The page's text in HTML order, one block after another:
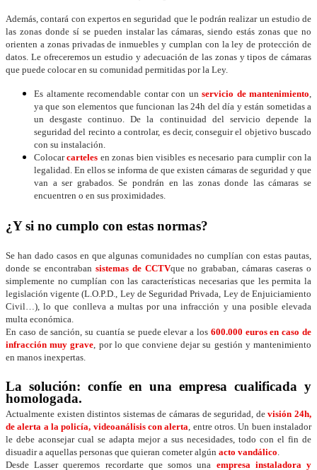
Además, contará con expertos en seguridad que le podrán realizar un estudio de
las zonas donde sí se pueden instalar las cámaras, siendo estás zonas que no
orienten a zonas privadas de inmuebles y cumplan con la ley de protección de
datos. Le ofreceremos un estudio y adecuación de las zonas y tipos de cámaras
que puede colocar en su comunidad permitidas por la Ley.
Es altamente recomendable contar con un servicio de mantenimiento,
ya que son elementos que funcionan las 24h del día y están sometidas a
un desgaste continuo. De la continuidad del servicio depende la
seguridad del recinto a controlar, es decir, conseguir el objetivo buscado
con su instalación.
Colocarcarteles en zonas bien visibles es necesario para cumplir con la
legalidad. En ellos se informa de que existen cámaras de seguridad y que
van a ser grabados. Se pondrán en las zonas donde las cámaras se
encuentren o en sus proximidades.
¿Y si no cumplo con estas normas?
Se han dado casos en que algunas comunidades no cumplían con estas pautas,
donde se encontraban sistemas de CCTVque no grababan, cámaras caseras o
simplemente no cumplían con las características necesarias que les permita la
legislación vigente (L.O.P.D., Ley de Seguridad Privada, Ley de Enjuiciamiento
Civil…), lo que conlleva a multas por una infracción y una posible elevada
multa económica.
En caso de sanción, su cuantía se puede elevar a los 600.000 euros en caso de
infracción muy grave , por lo que conviene dejar su gestión y mantenimiento
en manos inexpertas.
La solución: confíe en una empresa cualificada y
homologada.
Actualmente existen distintos sistemas de cámaras de seguridad, devisión 24h,
de alerta a la policía, videoanálisis con alerta , entre otros. Un buen instalador
le debe aconsejar cual se adapta mejor a sus necesidades, todo con el fin de
disuadir a aquellas personas que quieran cometer algún acto vandálico
Desde Lasser queremos recordarte que somos una empresa instaladora y